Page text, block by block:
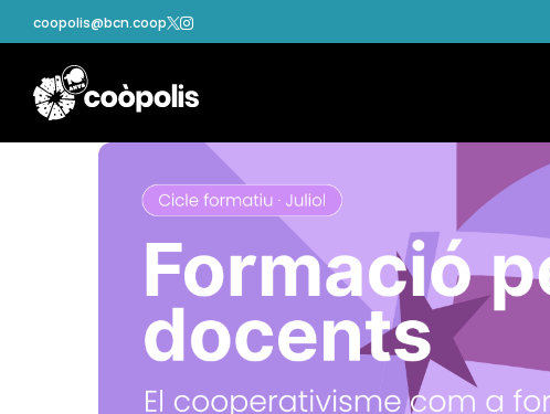
coopolis@bcn.coop